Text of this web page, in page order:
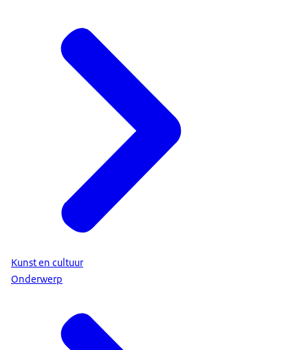
Kunst en cultuur
Onderwerp